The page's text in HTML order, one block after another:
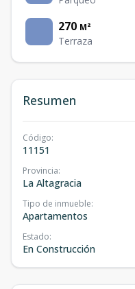
270 M²
Terraza
Resumen
Código:
11151
Provincia:
La Altagracia
Tipo de inmueble:
Apartamentos
Estado:
En Construcción